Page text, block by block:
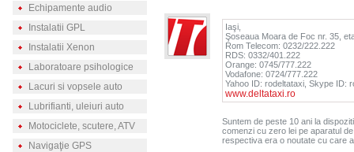
Echipamente audio
Instalatii GPL
Instalatii Xenon
Laboratoare psihologice
Lacuri si vopsele auto
Lubrifianti, uleiuri auto
Motociclete, scutere, ATV
Navigaţie GPS
Iaşi,
Şoseaua Moara de Foc nr. 35,
Rom Telecom: 0232/222.222
RDS: 0332/401.222
Orange: 0745/777.222
Vodafone: 0724/777.222
Yahoo ID: rodeltataxi, Skype ID:
www.deltataxi.ro
Suntem de peste 10 ani la
comenzi cu zero lei pe aparatul
respectiva era o noutate cu care